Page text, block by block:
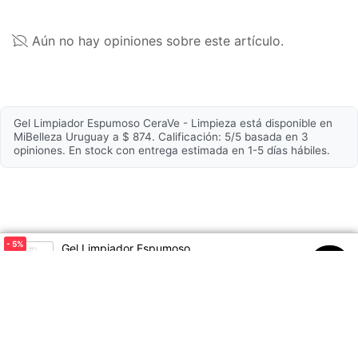
- 5%
Gel Limpiador Espumoso
Propiedades
Comedogénico No
Apto para piel sensible Sí
Hidratante
Aún no hay opiniones sobre este artículo.
Gel Limpiador Espumoso CeraVe - Limpieza está disponible en
MiBelleza Uruguay a $ 874. Calificación: 5/5 basada en 3
opiniones. En stock con entrega estimada en 1-5 días hábiles.